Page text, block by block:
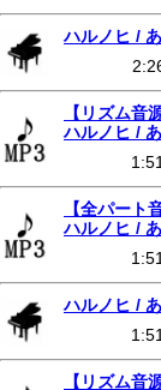
ハルノヒ /
【リズム音源
ハルノヒ /
1:51
【全パート
ハルノヒ /
1:51
ハルノヒ /
1:51
【リズム音源